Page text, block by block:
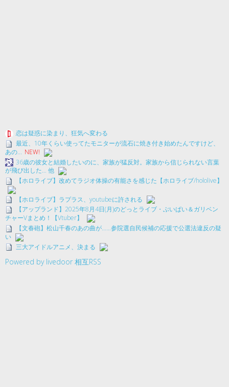
恋は疑惑に染まり、狂気へ変わる
最近、10年くらい使ってたモニターが流石に焼き付き始めたんですけど、
あの... NEW!
36歳の彼女と結婚したいのに、家族が猛反対。家族から信じられない言葉
が飛び出した… 他
【ホロライブ】改めてラジオ体操の有能さを感じた【ホロライブ/hololive】
【ホロライブ】ラプラス、youtubeに許される
【アップランド】2025年8月4日(月)のどっとライブ・ぶいぱい＆ガリベン
チャーVまとめ！【Vtuber】
【文春砲】松山千春のあの曲が……参院選自民候補の応援で公選法違反の疑
い
三大アイドルアニメ、決まる
Powered by livedoor 相互RSS